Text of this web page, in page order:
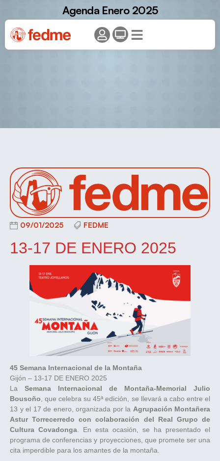
Agenda Enero 2025
09/01/2025 FEDME
13-17 DE ENERO 2025
45 Semana Internacional de la Montaña
Gijón – 13-17 DE ENERO 2025
La Semana Internacional de Montaña-Memorial Julio
Bousoño , que celebra su 45ª edición, se llevará a cabo entre el
13 y el 17 de enero, organizada por la Agrupación Montañera
Astur Torrecerredo con colaboración del Real Grupo de
Cultura Covadonga . En esta ocasión, se ha presentado el
programa de conferencias y proyecciones, que promete ser una
cita imperdible para los amantes de la montaña.